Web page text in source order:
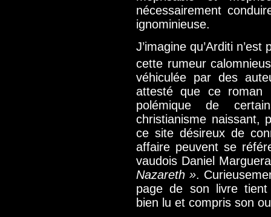
nécessairement
ignominieuse.
J’imagine qu’Arditi
cette rumeur
véhiculée par des
attesté que ce roman
polémique de
christianisme naissant,
ce site désireux de
affaire peuvent se
vaudois Daniel
Nazareth ».
page de son livre
bien lu et compris son